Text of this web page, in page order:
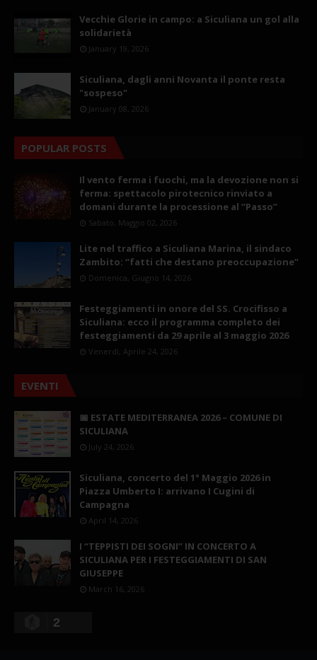
Vecchie Glorie in campo: a Siculiana un gol alla
solidarietà
January 19, 2026
Siculiana, dagli anni Novanta il ponte resta
"sospeso"
January 08, 2026
POPULAR POSTS
Il vento ferma i fuochi, ma la devozione non si
ferma: spettacolo pirotecnico rinviato a
domani durante la processione al “Passo”
Sabato, Maggio 02, 2026
Lite nel traffico a Siculiana Marina, il sindaco
Zambito: “fatti che destano preoccupazione”
Domenica, Giugno 14, 2026
Festeggiamenti in onore del SS. Crocifisso a
Siculiana: ecco il programma completo dei
festeggiamenti da 29 aprile al 3 maggio 2026
Venerdì, Aprile 24, 2026
EVENTI
📅 ESTATE MEDITERRANEA 2026 – COMUNE DI
SICULIANA
July 24, 2026
Siculiana, concerto del 1° Maggio 2026 in
Piazza Umberto I: arrivano I Cugini di
Campagna
April 14, 2026
I “TEPPISTI DEI SOGNI” IN CONCERTO A
SICULIANA PER I FESTEGGIAMENTI DI SAN
GIUSEPPE
March 16, 2026
2